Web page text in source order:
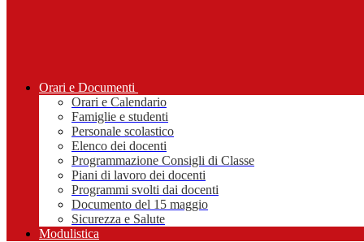
Orari e Documenti
Orari e Calendario
Famiglie e studenti
Personale scolastico
Elenco dei docenti
Programmazione Consigli di Classe
Piani di lavoro dei docenti
Programmi svolti dai docenti
Documento del 15 maggio
Sicurezza e Salute
Modulistica